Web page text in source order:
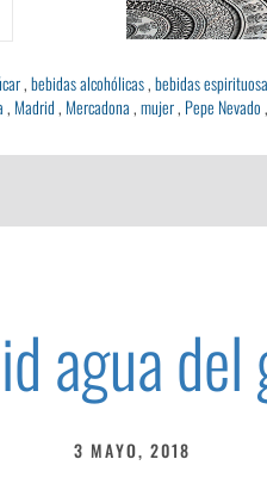
, bebidas alcohólicas, bebidas
, Madrid, Mercadona,mujer, Pepe Nevado,
agua
3 MAYO, 2018